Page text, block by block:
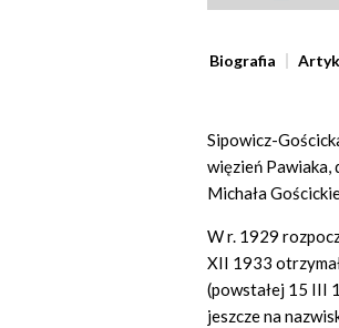
Biografia
Sipowicz-
więzień Pawiaka,
Michała
W r. 1929
XII 1933
(powstałej 15 III
jeszcze na